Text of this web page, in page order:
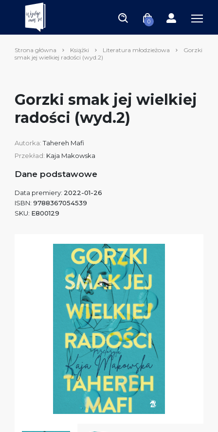
0
Strona główna Książki Literatura młodzieżowa
Gorzki
smak jej wielkiej radości (wyd.2)
Gorzki smak jej wielkiej
radości (wyd.2)
Autorka:Tahereh Mafi
Przekład: Kaja Makowska
Dane podstawowe
Data premiery: 2022-01-26
ISBN: 9788367054539
SKU: E800129